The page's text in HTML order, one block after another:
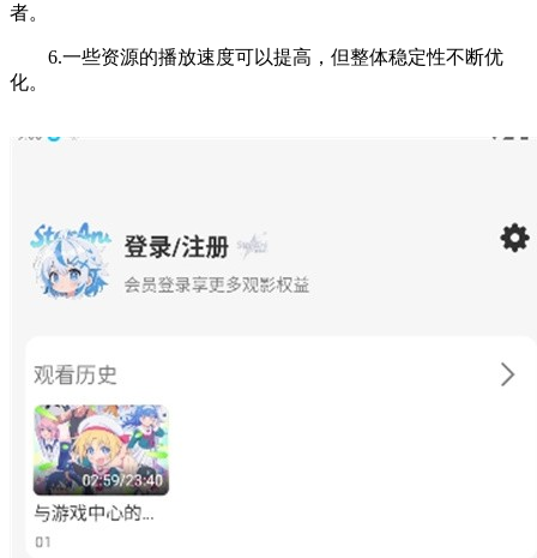
者。
6.一些资源的播放速度可以提高，但整体稳定性不断优
化。